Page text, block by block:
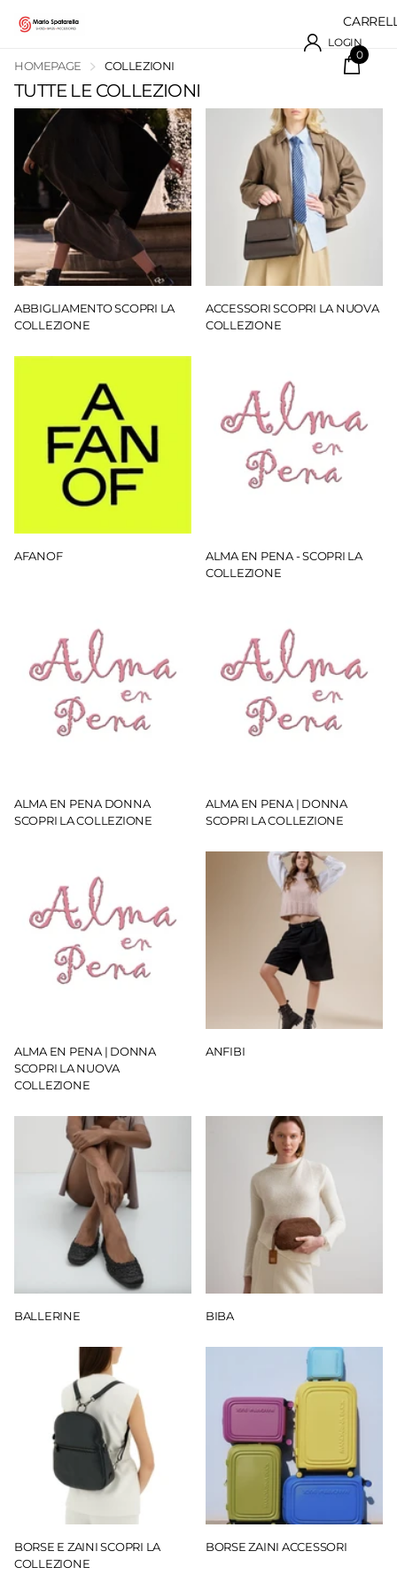
LOGIN
0
HOMEPAGE COLLEZIONI
TUTTE LE COLLEZIONI
ABBIGLIAMENTO SCOPRI LA
COLLEZIONE
ACCESSORI SCOPRI LA NUOVA
COLLEZIONE
AFANOF
ALMA EN PENA - SCOPRI LA
COLLEZIONE
ALMA EN PENA DONNA
SCOPRI LA COLLEZIONE
ALMA EN PENA | DONNA
SCOPRI LA COLLEZIONE
ALMA EN PENA | DONNA
SCOPRI LA NUOVA
COLLEZIONE
ANFIBI
BALLERINE BIBA
BORSE E ZAINI SCOPRI LA
COLLEZIONE
BORSE ZAINI ACCESSORI